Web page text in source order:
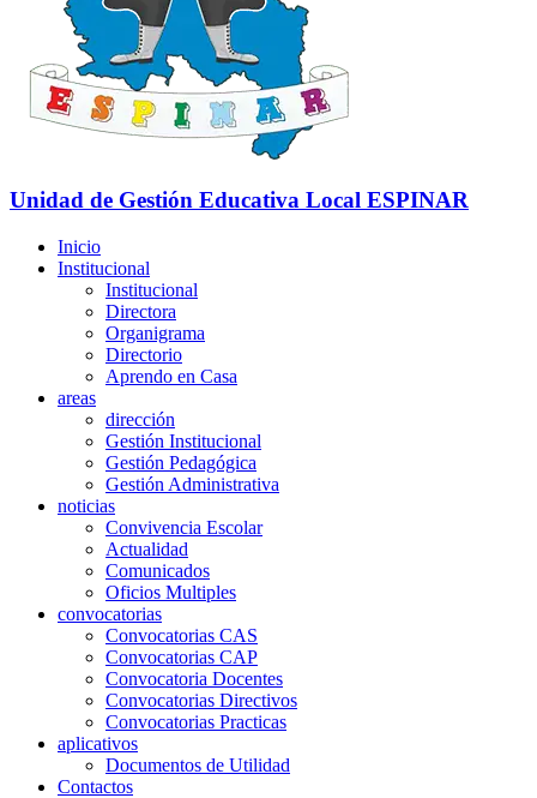
Unidad de Gestión Educativa Local ESPINAR
Inicio
Institucional
Institucional
Directora
Organigrama
Directorio
Aprendo en Casa
areas
dirección
Gestión Institucional
Gestión Pedagógica
Gestión Administrativa
noticias
Convivencia Escolar
Actualidad
Comunicados
Oficios Multiples
convocatorias
Convocatorias CAS
Convocatorias CAP
Convocatoria Docentes
Convocatorias Directivos
Convocatorias Practicas
aplicativos
Documentos de Utilidad
Contactos